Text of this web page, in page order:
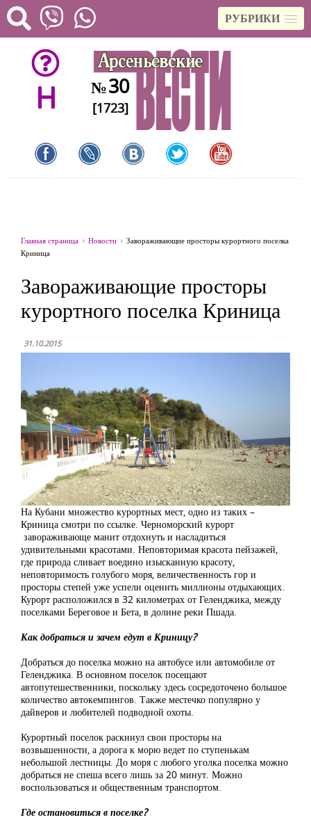
РУБРИКИ
H №30
[1723]
Главная страница Новости
Завораживающие просторы курортного поселка
Криница
Завораживающие просторы
курортного поселка Криница
31.10.2015
На Кубани множество курортных мест, одно из таких –
Криница смотри по ссылке. Черноморский курорт
завораживающе манит отдохнуть и насладиться
удивительными красотами. Неповторимая красота пейзажей,
где природа сливает воедино изысканную красоту,
неповторимость голубого моря, величественность гор и
просторы степей уже успели оценить миллионы отдыхающих.
Курорт расположился в 32 километрах от Геленджика, между
поселками Береговое и Бета, в долине реки Пшада.
Как добраться и зачем едут в Криницу?
Добраться до поселка можно на автобусе или автомобиле от
Геленджика. В основном поселок посещают
автопутешественники, поскольку здесь сосредоточено большое
количество автокемпингов. Также местечко популярно у
дайверов и любителей подводной охоты.
Курортный поселок раскинул свои просторы на
возвышенности, а дорога к морю ведет по ступенькам
небольшой лестницы. До моря с любого уголка поселка можно
добраться не спеша всего лишь за 20 минут. Можно
воспользоваться и общественным транспортом.
Где остановиться в поселке?